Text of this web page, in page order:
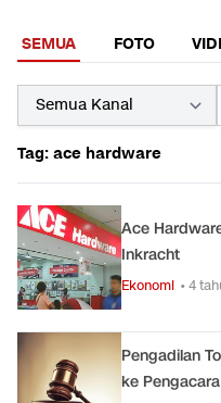
SEMUA FOTO
Tag: ace hardware
Ace
Inkracht
Ekonomi • 4
Pengadilan
ke Pengacara